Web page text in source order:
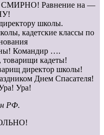
Равнение на —
школы.
кадетские классы по
Командир ….
товарищи кадеты!
директор школы!
Днем Спасателя!
Ура!
РФ.